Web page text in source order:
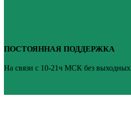
ПОСТОЯННАЯ ПОДДЕРЖКА
На связи с 10-21ч МСК без выходных